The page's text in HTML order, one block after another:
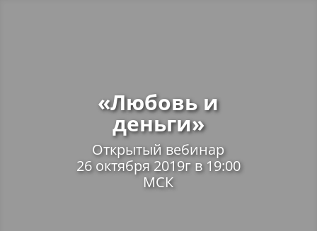
«Любовь и
деньги»
Открытый вебинар
26 октября 2019г в 19:00
МСК